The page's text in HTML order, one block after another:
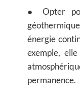
● Opter
énergie
exemple,
permanence.